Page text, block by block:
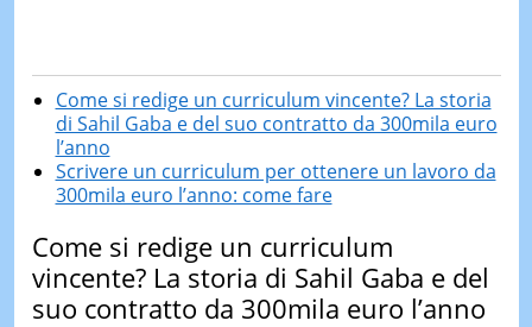
Come si redige un curriculum vincente? La storia
di Sahil Gaba e del suo contratto da 300mila euro
l’anno
Scrivere un curriculum per ottenere un lavoro da
300mila euro l’anno: come fare
Come si redige un curriculum
vincente? La storia di Sahil Gaba e del
suo contratto da 300mila euro l’anno